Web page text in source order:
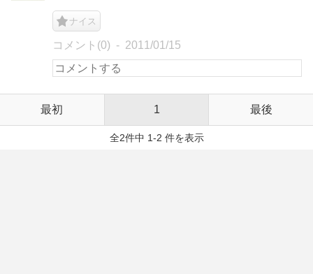
ナイス
コメント(0) 2011/01/15
最初 1 最後
全2件中 1-2 件を表示